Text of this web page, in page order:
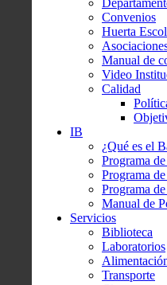
Convenios
Huerta
Manual de
Video
Calidad
IB
¿Qué es el
Programa
Programa
Programa
Manual de
Servicios
Biblioteca
Laboratorios
Transporte